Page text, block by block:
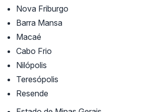
Nova Friburgo
Barra Mansa
Macaé
Cabo Frio
Nilópolis
Teresópolis
Resende